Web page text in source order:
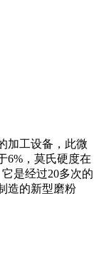
加工设备，此微
6%，莫氏硬度在
是经过20多次的
造的新型磨粉